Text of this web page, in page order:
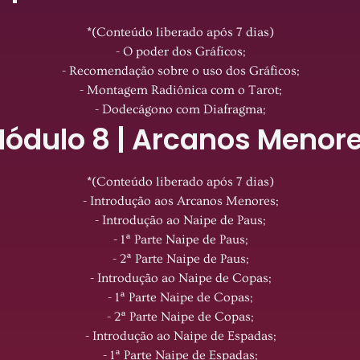
*(Conteúdo liberado após 7 dias)
- O poder dos Gráficos;
- Recomendação sobre o uso dos Gráficos;
- Montagem Radiônica com o Tarot;
- Dodecágono com Diafragma;
8 | Arcanos
*(Conteúdo liberado após 7 dias)
- Introdução aos Arcanos Menores;
- Introdução ao Naipe de Paus;
- 1ª Parte Naipe de Paus;
- 2ª Parte Naipe de Paus;
- Introdução ao Naipe de Copas;
- 1ª Parte Naipe de Copas;
- 2ª Parte Naipe de Copas;
- Introdução ao Naipe de Espadas;
- 1ª Parte Naipe de Espadas;